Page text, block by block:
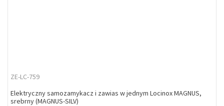
ZE-LC-759
Elektryczny samozamykacz i zawias w jednym Locinox MAGNUS,
srebrny (MAGNUS-SILV)